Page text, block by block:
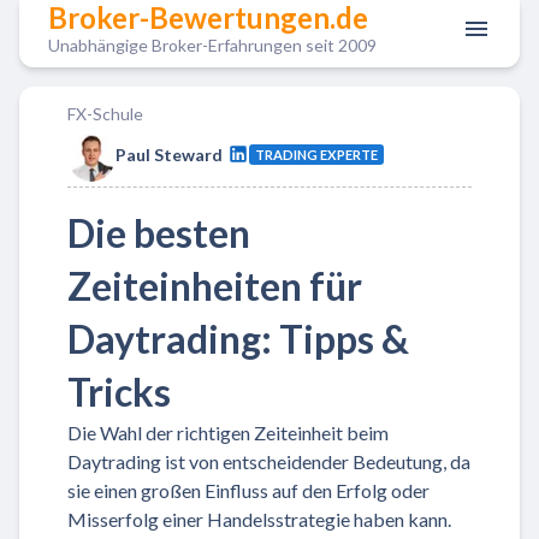
Broker-Bewertungen.de
Unabhängige Broker-Erfahrungen seit 2009
FX-Schule
Paul Steward TRADING EXPERTE
Die besten
Zeiteinheiten für
Daytrading: Tipps &
Tricks
Die Wahl der richtigen Zeiteinheit beim
Daytrading ist von entscheidender Bedeutung, da
sie einen großen Einfluss auf den Erfolg oder
Misserfolg einer Handelsstrategie haben kann.